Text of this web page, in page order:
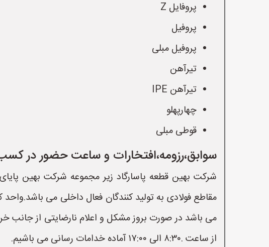
پروفایل Z
پروفیل
پروفیل مبلی
تیرآهن
تیرآهن IPE
چهارپهلو
قوطی مبلی
سوابق،رزومه،افتخارات و ساعت حضور در
شرکت بهین قطعه پاسارگاد زیر مجموعه شرکت بهین
مقاطع فولادی به تولید کنندگان فعال داخلی می
می باشد در صورت بروز مشکل و اعلام نارضایتی از جانب
از ساعت .۸:۳۰ الی ۱۷:۰۰ آماده خدامات رسانی می باشیم.